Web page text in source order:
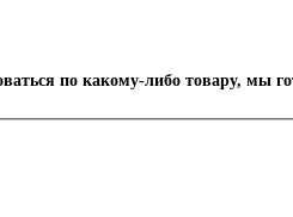
по какому-либо товару, мы